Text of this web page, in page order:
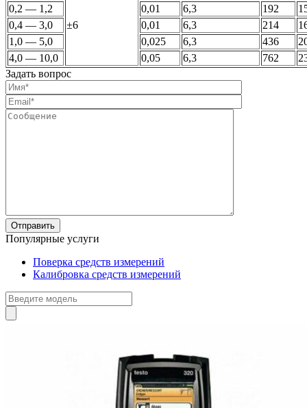
±6
0,2 — 1,2
0,01 6,3 192
0,4 — 3,0
0,01 6,3 214
1,0 — 5,0
0,025 6,3 436
4,0 — 10,0
0,05 6,3 762
Задать вопрос
Популярные услуги
Поверка средств измерений
Калибровка средств измерений